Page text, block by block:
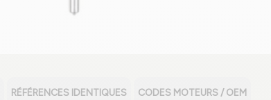
RÉFÉRENCES IDENTIQUES CODES MOTEURS / OEM